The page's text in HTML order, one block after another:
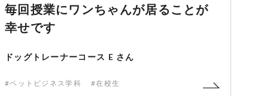
毎回授業にワンちゃんが居ることが
幸せです
ドッグトレーナーコース E さん
#ペットビジネス学科 #在校生